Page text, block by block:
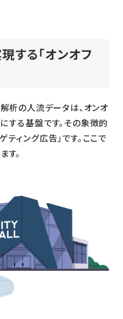
する「オンオフ
析の人流データは、オンオ
する基盤です。その象徴的
ィング広告」です。ここで
す。